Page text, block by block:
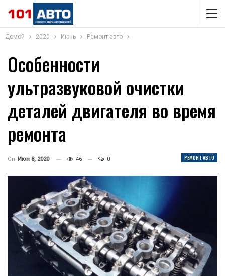
Домой 2020 Июнь Ремонт авто
Особенности
ультразвуковой очистки
деталей двигателя во время
ремонта
РЕМОНТ АВТО
On Июн 8, 2020 46 0